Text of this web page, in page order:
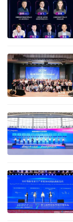
形成闭环，产业
到的“Token工厂
对token工厂的角
而当其叠加“GW
条从瓦特到
着需求、电力、工
而这，正是2026
业高端对话所要
链不同环节的嘉
裁、开悟世界模型
万国数据服务有
有限公司总经理夏
经理杨俊、科华数